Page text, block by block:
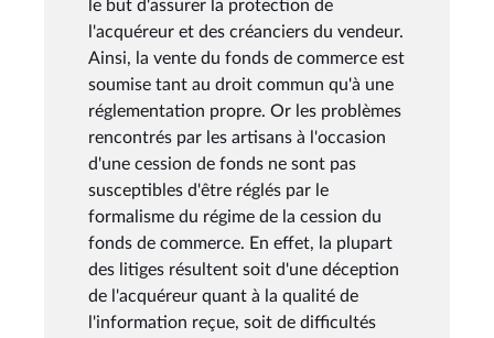
le but d'assurer la protection de
l'acquéreur et des créanciers du vendeur.
Ainsi, la vente du fonds de commerce est
soumise tant au droit commun qu'à une
réglementation propre. Or les problèmes
rencontrés par les artisans à l'occasion
d'une cession de fonds ne sont pas
susceptibles d'être réglés par le
formalisme du régime de la cession du
fonds de commerce. En effet, la plupart
des litiges résultent soit d'une déception
de l'acquéreur quant à la qualité de
l'information reçue, soit de difficultés